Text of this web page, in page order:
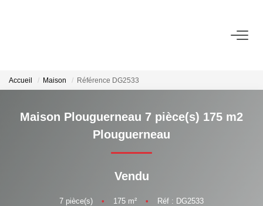
LOUER
CONTACT
Accueil Maison Référence DG2533
Maison Plouguerneau 7 pièce(s) 175 m2
Plouguerneau
Vendu
7 pièce(s) • 175 m² • Réf : DG2533